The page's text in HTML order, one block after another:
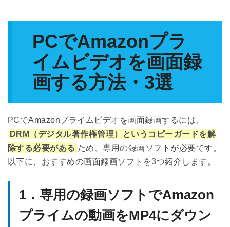
PCでAmazonプラ
イムビデオを画面録
画する方法・3選
PCでAmazonプライムビデオを画面録画するには、
DRM（デジタル著作権管理）というコピーガードを解
除する必要がある ため、専用の録画ソフトが必要です。
以下に、おすすめの画面録画ソフトを3つ紹介します。
1．専用の録画ソフトでAmazon
プライムの動画をMP4にダウン